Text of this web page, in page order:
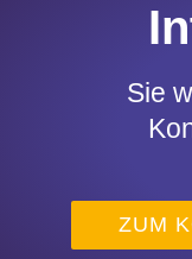
Sie
ZUM